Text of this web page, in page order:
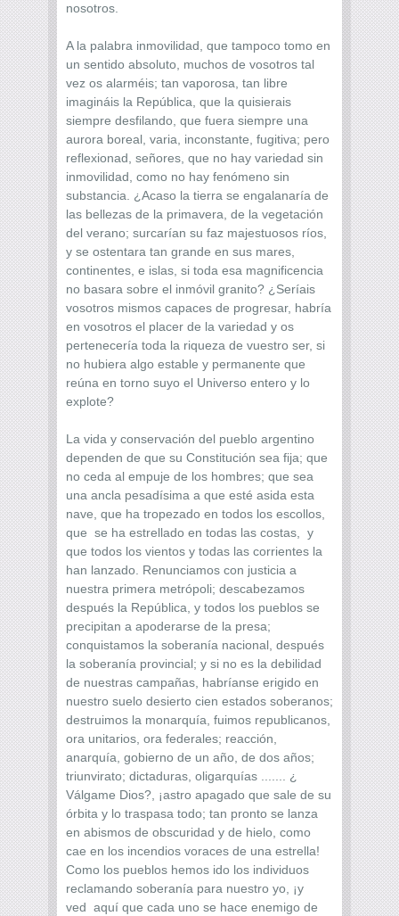
nosotros.
A la palabra inmovilidad, que tampoco tomo en
un sentido absoluto, muchos de vosotros tal
vez os alarméis; tan vaporosa, tan libre
imagináis la República, que la quisierais
siempre desfilando, que fuera siempre una
aurora boreal, varia, inconstante, fugitiva; pero
reflexionad, señores, que no hay variedad sin
inmovilidad, como no hay fenómeno sin
substancia. ¿Acaso la tierra se engalanaría de
las bellezas de la primavera, de la vegetación
del verano; surcarían su faz majestuosos ríos,
y se ostentara tan grande en sus mares,
continentes, e islas, si toda esa magnificencia
no basara sobre el inmóvil granito? ¿Seríais
vosotros mismos capaces de progresar, habría
en vosotros el placer de la variedad y os
pertenecería toda la riqueza de vuestro ser, si
no hubiera algo estable y permanente que
reúna en torno suyo el Universo entero y lo
explote?
La vida y conservación del pueblo argentino
dependen de que su Constitución sea fija; que
no ceda al empuje de los hombres; que sea
una ancla pesadísima a que esté asida esta
nave, que ha tropezado en todos los escollos,
que se ha estrellado en todas las costas, y
que todos los vientos y todas las corrientes la
han lanzado. Renunciamos con justicia a
nuestra primera metrópoli; descabezamos
después la República, y todos los pueblos se
precipitan a apoderarse de la presa;
conquistamos la soberanía nacional, después
la soberanía provincial; y si no es la debilidad
de nuestras campañas, habríanse erigido en
nuestro suelo desierto cien estados soberanos;
destruimos la monarquía, fuimos republicanos,
ora unitarios, ora federales; reacción,
anarquía, gobierno de un año, de dos años;
triunvirato; dictaduras, oligarquías ....... ¿
Válgame Dios?, ¡astro apagado que sale de su
órbita y lo traspasa todo; tan pronto se lanza
en abismos de obscuridad y de hielo, como
cae en los incendios voraces de una estrella!
Como los pueblos hemos ido los individuos
reclamando soberanía para nuestro yo, ¡y
ved aquí que cada uno se hace enemigo de